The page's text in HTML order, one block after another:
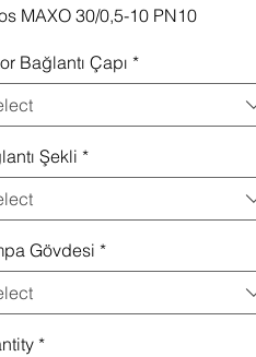
MAXO 30/0,5-10 PN10
Bağlantı Çapı *
Şekli *
Gövdesi *
*